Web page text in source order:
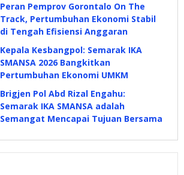
Peran Pemprov Gorontalo On The
Track, Pertumbuhan Ekonomi Stabil
di Tengah Efisiensi Anggaran
Kepala Kesbangpol: Semarak IKA
SMANSA 2026 Bangkitkan
Pertumbuhan Ekonomi UMKM
Brigjen Pol Abd Rizal Engahu:
Semarak IKA SMANSA adalah
Semangat Mencapai Tujuan Bersama